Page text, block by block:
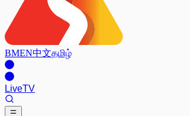
BMEN中文தமிழ்
LiveTV